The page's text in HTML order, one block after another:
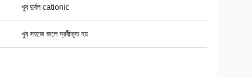
খুব দুর্বল cationic
খুব সহজে জলে দ্রবীভূত হয়